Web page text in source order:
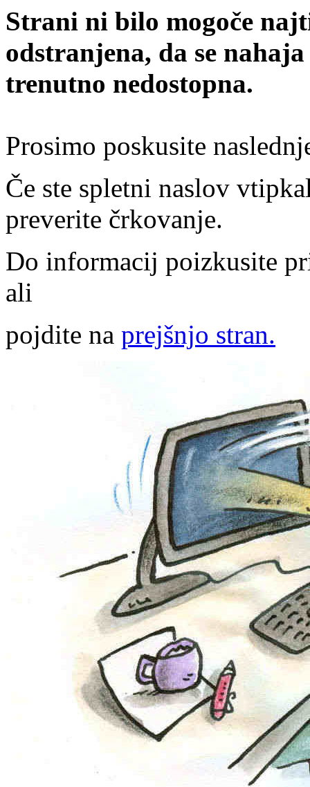
Strani ni bilo mogoče
odstranjena, da se
trenutno nedostopna.
Prosimo poskusite
Če ste spletni naslov
preverite črkovanje.
Do informacij poizkusite
ali
pojdite na prejšnjo stran.